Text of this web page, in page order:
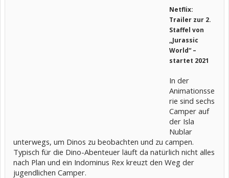
Netflix:
Trailer zur 2.
Staffel von
„Jurassic
World“ –
startet 2021
In der
Animationsse
rie sind sechs
Camper auf
der Isla
Nublar
unterwegs, um Dinos zu beobachten und zu campen.
Typisch für die Dino-Abenteuer läuft da natürlich nicht alles
nach Plan und ein Indominus Rex kreuzt den Weg der
jugendlichen Camper.